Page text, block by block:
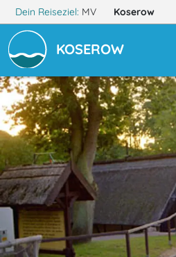
Dein Reiseziel: MV Koserow
KOSEROW